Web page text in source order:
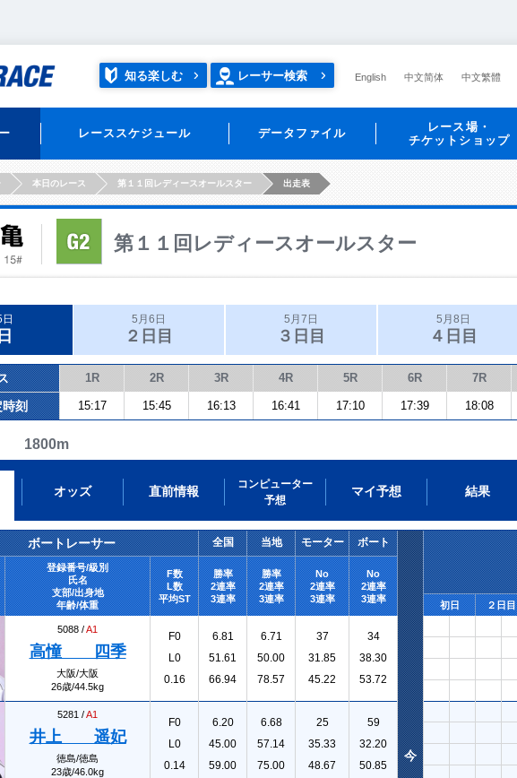
知る楽しむ レーサー検索 English 中文简体 中文繁體
レーススケジュール データファイル
レース場・
チケットショップ
本日のレース 第１１回レディースオールスター 出走表
第１１回レディースオールスター
5月6日
２日目
5月7日
３日目
5月8日
４日目
1R 2R 3R 4R 5R 6R 7R
時刻 15:17 15:45 16:13 16:41 17:10 17:39 18:08
1800m
オッズ 直前情報
コンピューター
予想
マイ予想 結果
ボートレーサー 全国 当地 モーター ボート
登録番号/級別
氏名
支部/出身地
年齢/体重
F数
L数
平均ST
勝率
2連率
3連率
勝率
2連率
3連率
No
2連率
3連率
No
2連率
3連率
初日 ２日目
5088 /A1
高憧 四季
大阪/大阪
26歳/44.5kg
F0
L0
0.16
6.81
51.61
66.94
6.71
50.00
78.57
37
31.85
45.22
34
38.30
53.72
5281 /A1
井上 遥妃
徳島/徳島
23歳/46.0kg
F0
L0
0.14
6.20
45.00
59.00
6.68
57.14
75.00
25
35.33
48.67
59
32.20
50.85
今